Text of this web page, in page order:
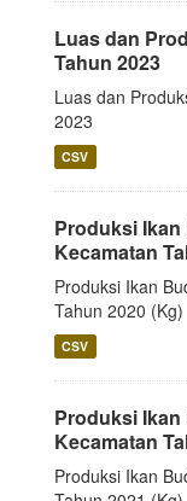
Luas dan
Tahun 2023
Luas dan
2023
CSV
Produksi
Kecamatan
Produksi Ikan
Tahun 2020 (Kg)
CSV
Produksi
Kecamatan
Produksi Ikan